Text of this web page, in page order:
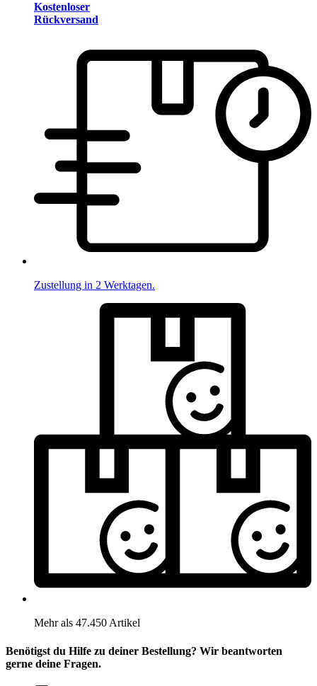
Kostenloser
Rückversand
Zustellung in 2 Werktagen.
Mehr als 47.450 Artikel
Benötigst du Hilfe zu deiner Bestellung? Wir beantworten
gerne deine Fragen.